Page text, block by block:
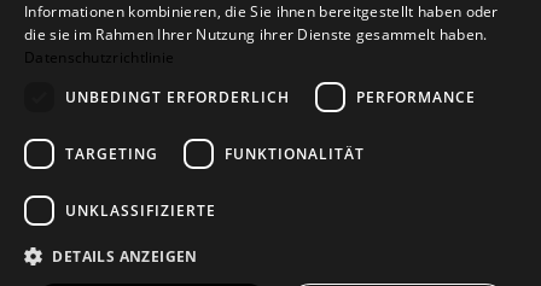
Versand Zahlarten
Retoure
Widerrufsformular
Informationen kombinieren, die Sie ihnen bereitgestellt haben oder
die sie im Rahmen Ihrer Nutzung ihrer Dienste gesammelt haben.
Datenschutzrichtlinie
UNBEDINGT ERFORDERLICH
PERFORMANCE
TARGETING FUNKTIONALITÄT
UNKLASSIFIZIERTE
DETAILS ANZEIGEN